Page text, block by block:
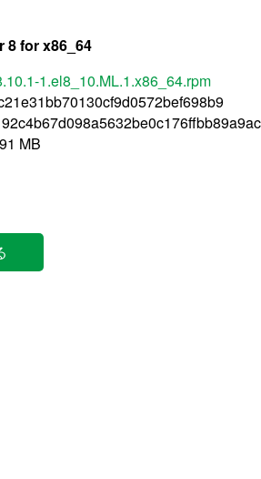
8 for x86_64
1.el8_10.ML.1.x86_64.rpm
MB